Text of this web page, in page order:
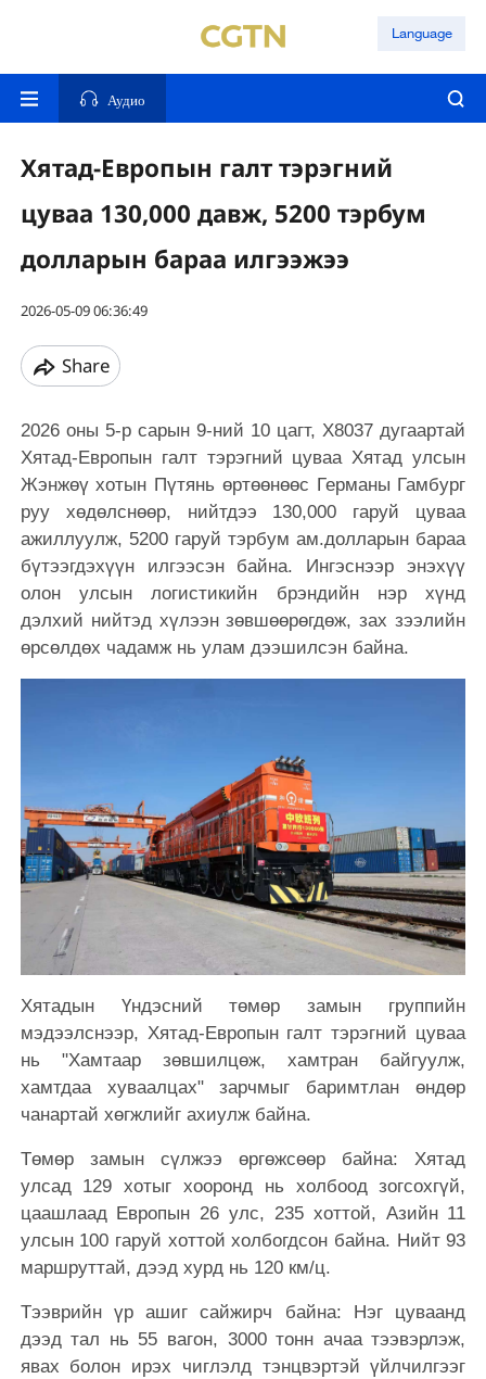
Language
Аудио
Хятад-Европын галт тэрэгний
цуваа 130,000 давж, 5200 тэрбум
долларын бараа илгээжээ
2026-05-09 06:36:49
Share
2026 оны 5-р сарын 9-ний 10 цагт, X8037 дугаартай
Хятад-Европын галт тэрэгний цуваа Хятад улсын
Жэнжөү хотын Пүтянь өртөөнөөс Германы Гамбург
руу хөдөлснөөр, нийтдээ 130,000 гаруй цуваа
ажиллуулж, 5200 гаруй тэрбум ам.долларын бараа
бүтээгдэхүүн илгээсэн байна. Ингэснээр энэхүү
олон улсын логистикийн брэндийн нэр хүнд
дэлхий нийтэд хүлээн зөвшөөрөгдөж, зах зээлийн
өрсөлдөх чадамж нь улам дээшилсэн байна.
Хятадын Үндэсний төмөр замын группийн
мэдээлснээр, Хятад-Европын галт тэрэгний цуваа
нь "Хамтаар зөвшилцөж, хамтран байгуулж,
хамтдаа хуваалцах" зарчмыг баримтлан өндөр
чанартай хөгжлийг ахиулж байна.
Төмөр замын сүлжээ өргөжсөөр байна: Хятад
улсад 129 хотыг хооронд нь холбоод зогсохгүй,
цаашлаад Европын 26 улс, 235 хоттой, Азийн 11
улсын 100 гаруй хоттой холбогдсон байна. Нийт 93
маршруттай, дээд хурд нь 120 км/ц.
Тээврийн үр ашиг сайжирч байна: Нэг цуваанд
дээд тал нь 55 вагон, 3000 тонн ачаа тээвэрлэж,
явах болон ирэх чиглэлд тэнцвэртэй үйлчилгээг